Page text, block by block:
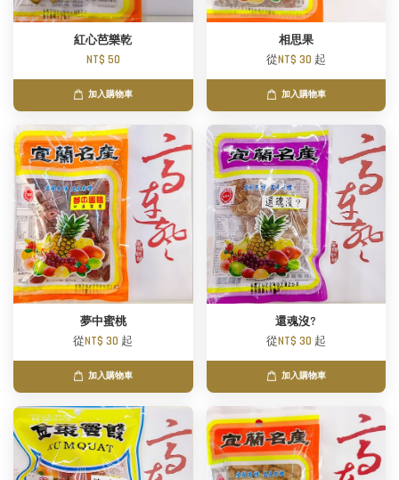
紅心芭樂乾
NT$ 50
加入購物車
相思果
從NT$ 30 起
加入購物車
夢中蜜桃
從NT$ 30 起
加入購物車
還魂沒?
從NT$ 30 起
加入購物車